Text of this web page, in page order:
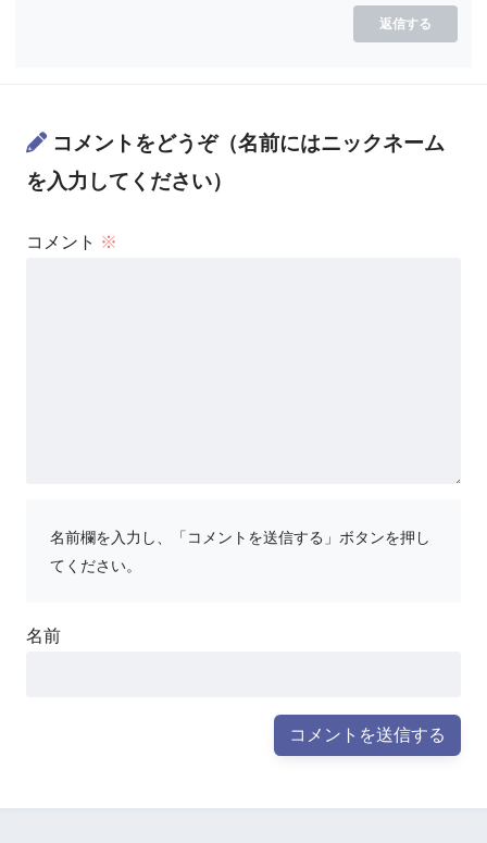
返信する
コメントをどうぞ（名前にはニックネーム
を入力してください）
コメント ※
名前欄を入力し、「コメントを送信する」ボタンを押し
てください。
名前